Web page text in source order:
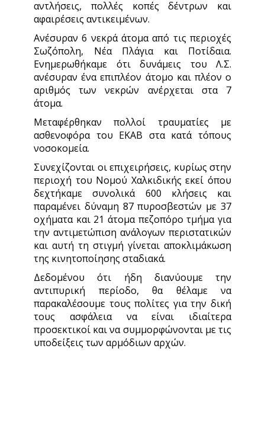
αντλήσεις, πολλές κοπές δέντρων και
αφαιρέσεις αντικειμένων.
Ανέσυραν 6 νεκρά άτομα από τις περιοχές
Σωζόπολη, Νέα Πλάγια και Ποτίδαια.
Ενημερωθήκαμε ότι δυνάμεις του Λ.Σ.
ανέσυραν ένα επιπλέον άτομο και πλέον ο
αριθμός των νεκρών ανέρχεται στα 7
άτομα.
Μεταφέρθηκαν πολλοί τραυματίες με
ασθενοφόρα του ΕΚΑΒ στα κατά τόπους
νοσοκομεία.
Συνεχίζονται οι επιχειρήσεις, κυρίως στην
περιοχή του Νομού Χαλκιδικής εκεί όπου
δεχτήκαμε συνολικά 600 κλήσεις και
παραμένει δύναμη 87 πυροσβεστών με 37
οχήματα και 21 άτομα πεζοπόρο τμήμα για
την αντιμετώπιση ανάλογων περιστατικών
και αυτή τη στιγμή γίνεται αποκλιμάκωση
της κινητοποίησης σταδιακά.
Δεδομένου ότι ήδη διανύουμε την
αντιπυρική περίοδο, θα θέλαμε να
παρακαλέσουμε τους πολίτες για την δική
τους ασφάλεια να είναι ιδιαίτερα
προσεκτικοί και να συμμορφώνονται με τις
υποδείξεις των αρμόδιων αρχών.